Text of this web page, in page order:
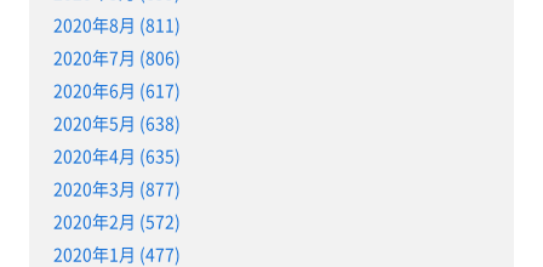
2020年8月 (811)
2020年7月 (806)
2020年6月 (617)
2020年5月 (638)
2020年4月 (635)
2020年3月 (877)
2020年2月 (572)
2020年1月 (477)